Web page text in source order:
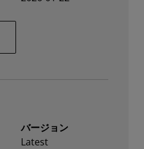
User Guide
バージョン
Latest